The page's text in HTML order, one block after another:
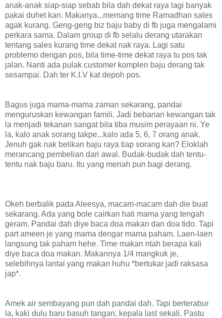
anak-anak siap-siap sebab bila dah dekat raya lagi banyak
pakai duhet kan. Makanya...memang time Ramadhan sales
agak kurang. Geng-geng biz baju baby di fb juga mengalami
perkara sama. Dalam group di fb selalu derang utarakan
tentang sales kurang time dekat nak raya. Lagi satu
problemo dengan pos, bila time-time dekat raya tu pos tak
jalan. Nanti ada pulak customer komplen baju derang tak
sesampai. Dah ter K.I.V kat depoh pos.
Bagus juga mama-mama zaman sekarang, pandai
menguruskan kewangan famili. Jadi bebanan kewangan tak
la menjadi tekanan sangat bila tiba musim perayaan ni. Ye
la, kalo anak sorang takpe...kalo ada 5, 6, 7 orang anak.
Jenuh gak nak belikan baju raya tiap sorang kan? Eloklah
merancang pembelian dari awal. Budak-budak dah tentu-
tentu nak baju baru. Itu yang meriah pun bagi derang.
Okeh berbalik pada Aleesya, macam-macam dah die buat
sekarang. Ada yang bole cairkan hati mama yang tengah
geram. Pandai dah diye baca doa makan dan doa tido. Tapi
part ameen je yang mama dengar mama paham. Laen-laen
langsung tak paham hehe. Time makan ntah berapa kali
diye baca doa makan. Makannya 1/4 mangkuk je,
selebihnya lantai yang makan huhu *bertukar jadi raksasa
jap*.
Amek air sembayang pun dah pandai dah. Tapi berterabur
la, kaki dulu baru basuh tangan, kepala last sekali. Pastu